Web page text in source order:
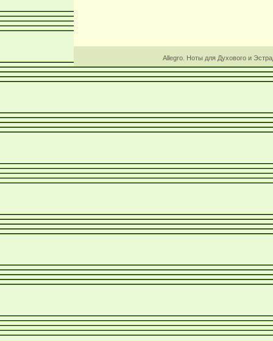
Allegro. Ноты для Духового и